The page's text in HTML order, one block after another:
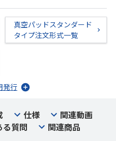
真空パッドスタンダード
タイプ注文形式一覧
発行
仕様
関連動画
る質問 関連商品